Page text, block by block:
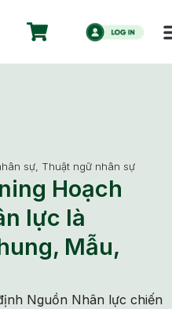
sự, Thuật ngữ nhân sự
Hoạch
lực là
Mẫu,
Nguồn Nhân lực chiến